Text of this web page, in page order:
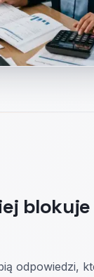
odpowiedzi,